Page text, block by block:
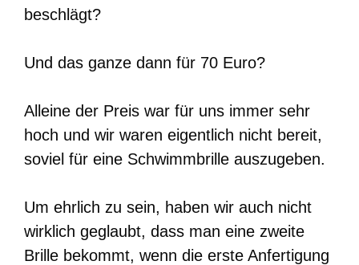
beschlägt?
Und das ganze dann für 70 Euro?
Alleine der Preis war für uns immer sehr
hoch und wir waren eigentlich nicht bereit,
soviel für eine Schwimmbrille auszugeben.
Um ehrlich zu sein, haben wir auch nicht
wirklich geglaubt, dass man eine zweite
Brille bekommt, wenn die erste Anfertigung